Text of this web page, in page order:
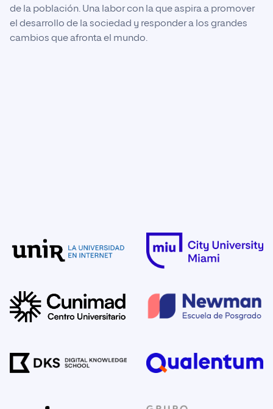
de la población. Una labor con la que aspira a promover
el desarrollo de la sociedad y responder a los grandes
cambios que afronta el mundo.